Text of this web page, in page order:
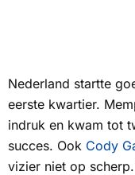
Nederland startte
eerste kwartier.
indruk en kwam tot
succes. Ook Cody
vizier niet op